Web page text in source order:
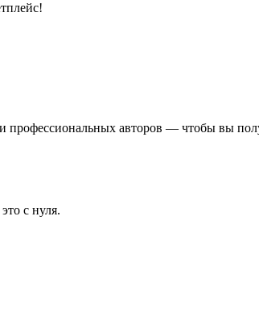
профессиональных авторов — чтобы вы
с нуля.